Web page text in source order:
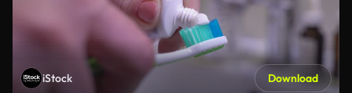
iStock Download